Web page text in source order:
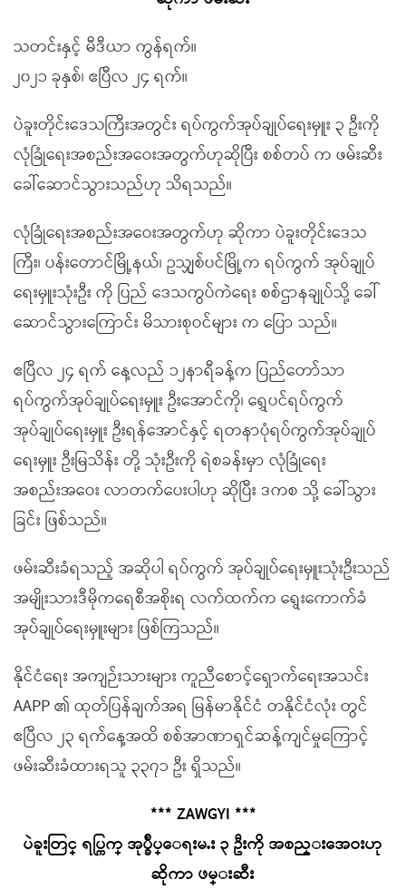
သတင်းနှင့် မီဒီယာ ကွန်ရက်။
၂၀၂၁ ခုနှစ်၊ ဧပြီလ ၂၄ ရက်။
ပဲခူးတိုင်းဒေသကြီးအတွင်း ရပ်ကွက်အုပ်ချုပ်ရေးမှူး ၃ ဦးကို
လုံခြုံရေးအစည်းအဝေးအတွက်ဟုဆိုပြီး စစ်တပ် က ဖမ်းဆီး
ခေါ်ဆောင်သွားသည်ဟု သိရသည်။
လုံခြုံရေးအစည်းအဝေးအတွက်ဟု ဆိုကာ ပဲခူးတိုင်းဒေသ
ကြီး၊ ပန်းတောင်မြို့နယ်၊ ဥသျှစ်ပင်မြို့က ရပ်ကွက် အုပ်ချုပ်
ရေးမှူးသုံးဦး ကို ပြည် ဒေသကွပ်ကဲရေး စစ်ဌာနချုပ်သို့ ခေါ်
ဆောင်သွားကြောင်း မိသားစုဝင်များ က ပြော သည်။
ဧပြီလ ၂၄ ရက် နေ့လည် ၁၂နာရီခန့်က ပြည်တော်သာ
ရပ်ကွက်အုပ်ချုပ်ရေးမှူး ဦးအောင်ကို၊ ရွှေပင်ရပ်ကွက်
အုပ်ချုပ်ရေးမှူး ဦးရန်အောင်နှင့် ရတနာပုံရပ်ကွက်အုပ်ချုပ်
ရေးမှူး ဦးမြသိန်း တို့ သုံးဦးကို ရဲစခန်းမှာ လုံခြုံရေး
အစည်းအဝေး လာတက်ပေးပါဟု ဆိုပြီး ဒကစ သို့ ခေါ်သွား
ခြင်း ဖြစ်သည်။
ဖမ်းဆီးခံရသည့် အဆိုပါ ရပ်ကွက် အုပ်ချုပ်ရေးမှူးသုံးဦးသည်
အမျိုးသားဒီမိုကရေစီအစိုးရ လက်ထက်က ရွေးကောက်ခံ
အုပ်ချုပ်ရေးမှူးများ ဖြစ်ကြသည်။
နိုင်ငံရေး အကျဉ်းသားများ ကူညီစောင့်ရှောက်ရေးအသင်း
AAPP ၏ ထုတ်ပြန်ချက်အရ မြန်မာနိုင်ငံ တနိုင်ငံလုံး တွင်
ဧပြီလ ၂၃ ရက်နေ့အထိ စစ်အာဏာရှင်ဆန့်ကျင်မှုကြောင့်
ဖမ်းဆီးခံထားရသူ ၃၃၇၁ ဦး ရှိသည်။
*** ZAWGYI ***
ပဲခူးတြင္ ရပ္ကြက္ အုပ္ခ်ဳပ္ေရးမႉး ၃ ဦးကို အစည္းအေဝးဟု
ဆိုကာ ဖမ္းဆီး